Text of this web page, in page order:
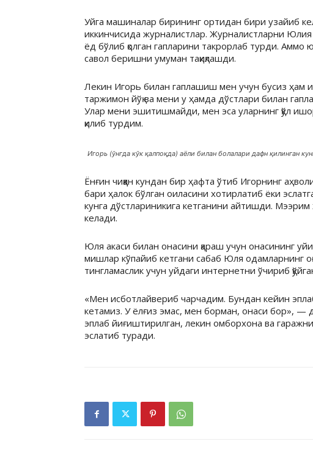
Уйга машиналар бирининг ортидан бири узайиб
иккинчисида журналистлар. Журналистларни
ёд бўлиб қолган гапларини такрорлаб турди. Аммо
савол беришни умуман тақиқлашди.
Лекин Игорь билан гаплашиш мен учун бусиз ҳам
таржимон йўқ ва мени у ҳамда дўстлари билан
Улар мени эшитишмайди, мен эса уларнинг қўл
қилиб турдим.
Игорь (ўнгда кўк қалпоқда) аёли билан болалари дафн қилинган
Ёнғин чиққан кундан бир ҳафта ўтиб Игорнинг
бари ҳалок бўлган оиласини хотирлатиб ёки
кунга дўстлариникига кетганини айтишди. Мээрим
келади.
Юля акаси билан онасини қараш учун онасининг
мишлар кўпайиб кетгани сабаб Юля одамларнинг
тингламаслик учун уйдаги интернетни ўчириб
«Мен исботлайвериб чарчадим. Бундан кейин
кетамиз. У ёлғиз эмас, мен борман, онаси бор», —
эплаб йиғиштирилган, лекин омборхона ва
эслатиб туради.